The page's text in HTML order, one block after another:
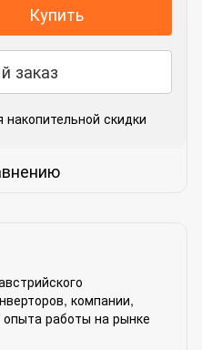
Купить
заказ
скидки
компании,
работы на рынке